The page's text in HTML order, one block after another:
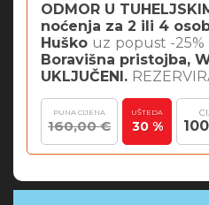
ODMOR U
noćenja za 2 ili 4
Huško uz popust -
Boravišna pristojba,
UKLJUČENI.
PUNA CIJENA
160,00 €
UŠTEDA
30 %